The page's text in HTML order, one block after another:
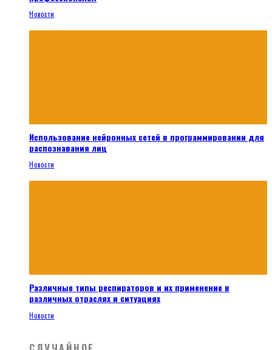
Новости
Использование нейронных сетей в программировании для
распознавания лиц
Новости
Различные типы респираторов и их применение в
различных отраслях и ситуациях
Новости